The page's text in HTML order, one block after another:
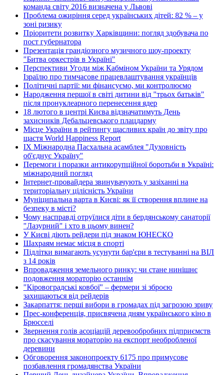
команда світу 2016 визначена у Львові
Проблема ожиріння серед українських дітей: 82 % – у
зоні ризику
Пріоритети розвитку Харківщини: погляд здобувача по
пост губернатора
Презентація грандіозного музичного шоу-проекту
"Битва оркестрів в Україні"
Перспективи Угоди між Кабміном України та Урядом
Ізраїлю про тимчасове працевлаштування українців
Політичні партії: ми фінансуємо, ми контролюємо
Народження першої в світі дитини від "трьох батьків"
після пронуклеарного перенесення ядер
18 лютого в центрі Києва відзначатимуть День
захисників Дебальцевського плацдарму
Місце України в рейтингу щасливих країн до звіту про
щастя World Happiness Report
ІХ Міжнародна Пасхальна асамблея "Духовність
об'єднує Україну"
Перемоги і поразки антикорупційної боротьби в Україні:
міжнародний погляд
Інтернет-провайдера звинувачують у зазіханні на
територіальну цілісність України
Муніципальна варта в Києві: як її створення вплине на
безпеку в місті?
Чому насправді отруїлися діти в бердянському санаторії
"Лазурний" і хто в цьому винен?
У Києві діють рейдери під знаком ЮНЕСКО
Шахраям немає місця в спорті
Підлітки вимагають усунути бар'єри в тестуванні на ВІЛ
з 14 років
Впровадження земельного ринку: чи стане нинішнє
подовження мораторію останнім
"Кіровоградські ковбої" – фермери зі зброєю
захищаються від рейдерів
Закарпаття: перші вибори в громадах під загрозою зриву
Прес-конференція, присвячена дням українського кіно в
Брюсселі
Звернення голів асоціацій деревообробних підприємств
про скасування мораторію на експорт необробленої
деревини
Обговорення законопроекту 6175 про примусове
позбавлення громадянства України